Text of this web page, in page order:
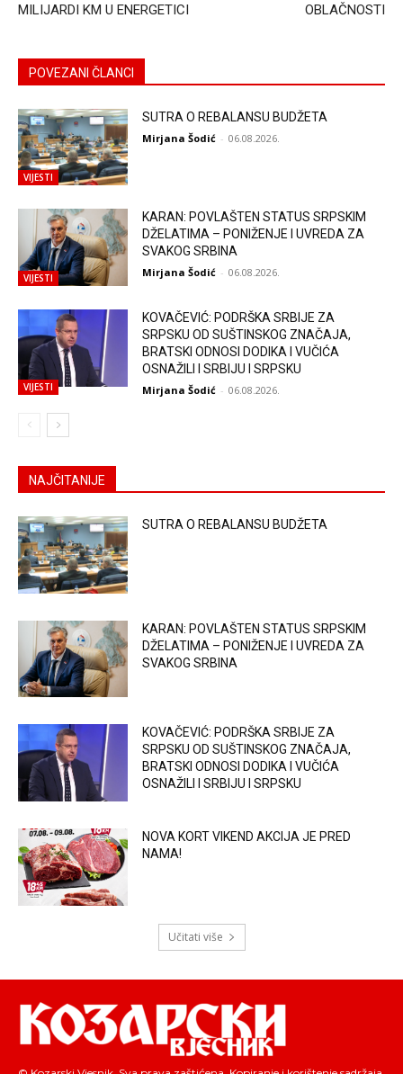
MILIJARDI KM U ENERGETICI
OBLAČNOSTI
POVEZANI ČLANCI
VIJESTI
SUTRA O REBALANSU BUDŽETA
Mirjana Šodić - 06.08.2026.
VIJESTI
KARAN: POVLAŠTEN STATUS SRPSKIM
DŽELATIMA – PONIŽENJE I UVREDA ZA
SVAKOG SRBINA
Mirjana Šodić - 06.08.2026.
VIJESTI
KOVAČEVIĆ: PODRŠKA SRBIJE ZA
SRPSKU OD SUŠTINSKOG ZNAČAJA,
BRATSKI ODNOSI DODIKA I VUČIĆA
OSNAŽILI I SRBIJU I SRPSKU
Mirjana Šodić - 06.08.2026.
NAJČITANIJE
SUTRA O REBALANSU BUDŽETA
KARAN: POVLAŠTEN STATUS SRPSKIM
DŽELATIMA – PONIŽENJE I UVREDA ZA
SVAKOG SRBINA
KOVAČEVIĆ: PODRŠKA SRBIJE ZA
SRPSKU OD SUŠTINSKOG ZNAČAJA,
BRATSKI ODNOSI DODIKA I VUČIĆA
OSNAŽILI I SRBIJU I SRPSKU
NOVA KORT VIKEND AKCIJA JE PRED
NAMA!
Učitati više